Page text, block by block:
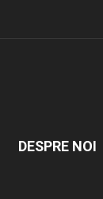
DESPRE NOI